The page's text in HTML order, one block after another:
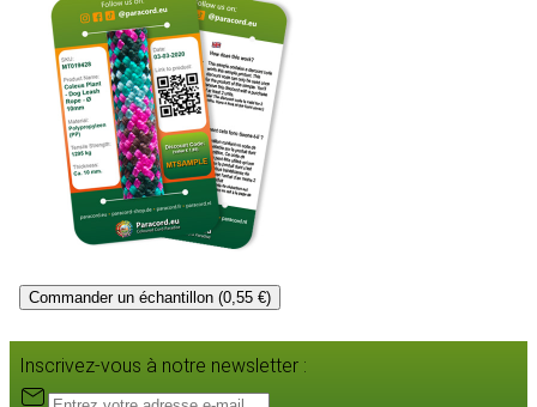
Commander un échantillon (0,55 €)
Inscrivez-vous à notre newsletter :